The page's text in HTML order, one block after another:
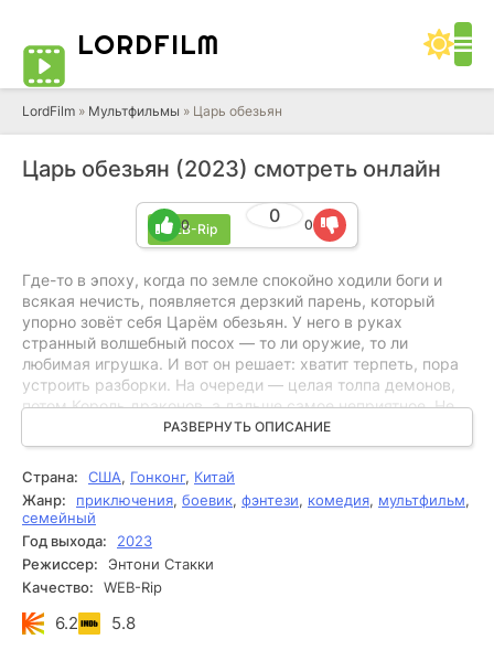
LORDFILM
LordFilm » Мультфильмы » Царь обезьян
Царь обезьян (2023) смотреть онлайн
WEB-Rip
0
0 0
Где-то в эпоху, когда по земле спокойно ходили боги и
всякая нечисть, появляется дерзкий парень, который
упорно зовёт себя Царём обезьян. У него в руках
странный волшебный посох — то ли оружие, то ли
любимая игрушка. И вот он решает: хватит терпеть, пора
устроить разборки. На очереди — целая толпа демонов,
потом Король драконов, а дальше самое неприятное. Не
очередной монстр, а он сам. Его гордость,
самоуверенность, это вечное «я прав». Зачем всё это?
Потому что ему приспичило стать бессмертным. Любой
ценой.
РАЗВЕРНУТЬ ОПИСАНИЕ
Страна: США, Гонконг, Китай
Жанр:
приключения, боевик, фэнтези, комедия, мультфильм,
семейный
Год выхода:
2023
Режиссер:
Энтони Стакки
Качество:
WEB-Rip
6.2 5.8